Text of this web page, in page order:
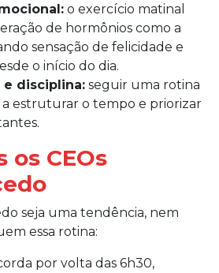
o exercício matinal
de hormônios como a
sensação de felicidade e
o início do dia.
e disciplina: seguir uma rotina
estruturar o tempo e priorizar
os CEOs
seja uma tendência, nem
essa rotina:
por volta das 6h30,